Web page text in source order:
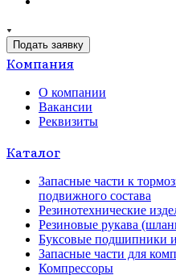
Подать заявку
Компания
О компании
Вакансии
Реквизиты
Каталог
Запасные части к
подвижного состава
Резинотехнические
Резиновые рукава
Буксовые подшипники
Запасные части для
Компрессоры